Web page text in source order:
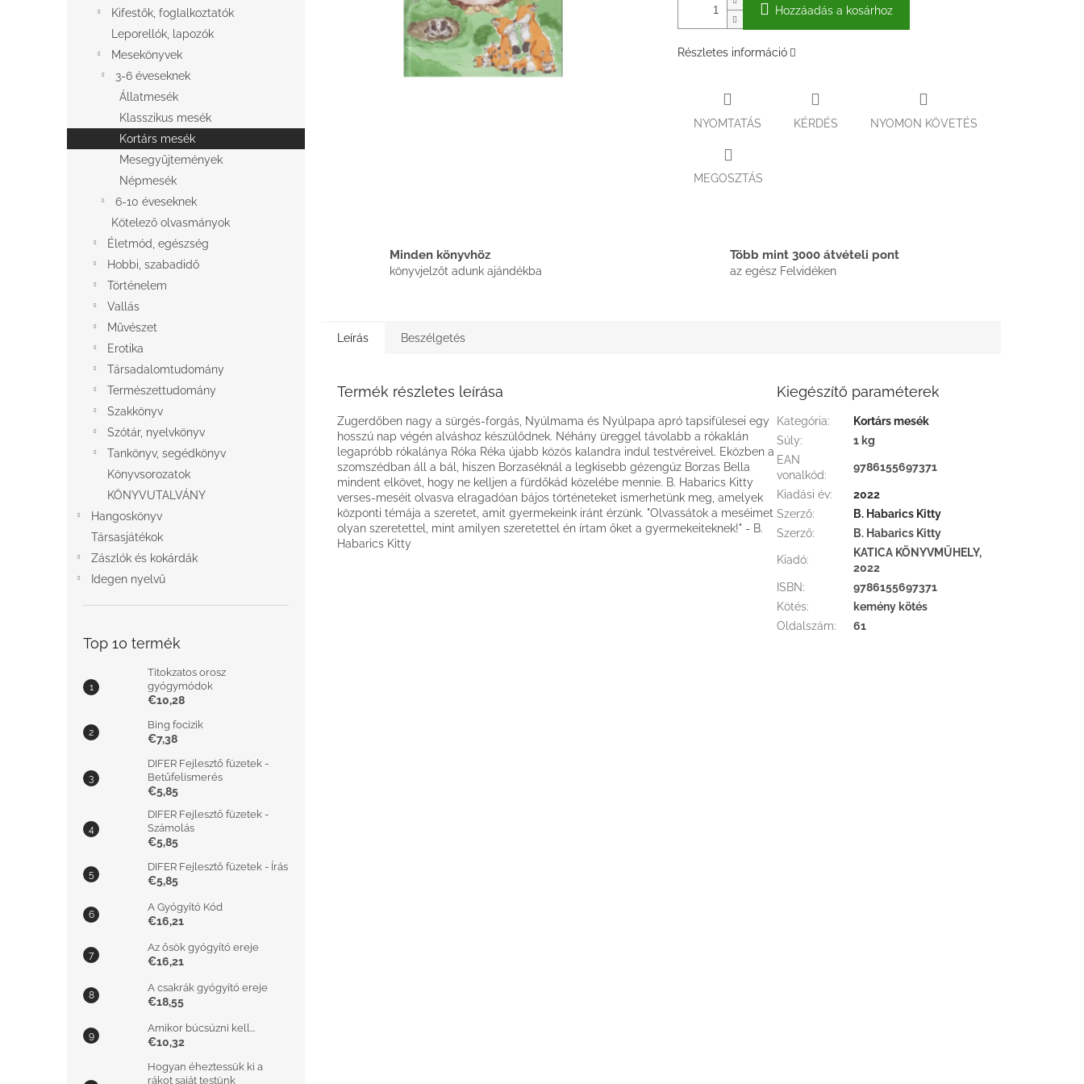
Kifestők, foglalkoztatók
Leporellók, lapozók
Mesekönyvek
3-6 éveseknek
Állatmesék
Klasszikus mesék
Kortárs mesék
Mesegyűjtemények
Népmesék
6-10 éveseknek
Kötelező olvasmányok
Életmód, egészség
Hobbi, szabadidő
Történelem
Vallás
Művészet
Erotika
Társadalomtudomány
Természettudomány
Szakkönyv
Szótár, nyelvkönyv
Tankönyv, segédkönyv
Könyvsorozatok
KÖNYVUTALVÁNY
Hangoskönyv
Társasjátékok
Zászlók és kokárdák
Idegen nyelvű
Top 10 termék
Titokzatos orosz
gyógymódok
€10,28
Bing focizik
€7,38
DIFER Fejlesztő füzetek -
Betűfelismerés
€5,85
DIFER Fejlesztő füzetek -
Számolás
€5,85
DIFER Fejlesztő füzetek - Írás
€5,85
A Gyógyító Kód
€16,21
Az ősök gyógyító ereje
€16,21
A csakrák gyógyító ereje
€18,55
Amikor búcsúzni kell...
€10,32
Hogyan éheztessük ki a
rákot saját testünk
Hozzáadás a kosárhoz
Részletes információ
NYOMTATÁS KÉRDÉS NYOMON KÖVETÉS
MEGOSZTÁS
Minden könyvhöz
könyvjelzőt adunk ajándékba
Több mint 3000 átvételi pont
az egész Felvidéken
Leírás Beszélgetés
Termék részletes leírása
Zugerdőben nagy a sürgés-forgás, Nyúlmama és Nyúlpapa apró tapsifülesei egy
hosszú nap végén alváshoz készülődnek. Néhány üreggel távolabb a rókaklán
legapróbb rókalánya Róka Réka újabb közös kalandra indul testvéreivel. Eközben a
szomszédban áll a bál, hiszen Borzaséknál a legkisebb gézengúz Borzas Bella
mindent elkövet, hogy ne kelljen a fürdőkád közelébe mennie. B. Habarics Kitty
verses-meséit olvasva elragadóan bájos történeteket ismerhetünk meg, amelyek
központi témája a szeretet, amit gyermekeink iránt érzünk. "Olvassátok a meséimet
olyan szeretettel, mint amilyen szeretettel én írtam őket a gyermekeiteknek!" - B.
Habarics Kitty
Kiegészítő paraméterek
Kategória:
Kortárs mesék
Súly:
1 kg
EAN
vonalkód:
9786155697371
Kiadási év:
2022
Szerző:
B. Habarics Kitty
Szerző: B. Habarics Kitty
Kiadó:
KATICA KÖNYVMŰHELY,
2022
ISBN:
9786155697371
Kötés:
kemény kötés
Oldalszám: 61